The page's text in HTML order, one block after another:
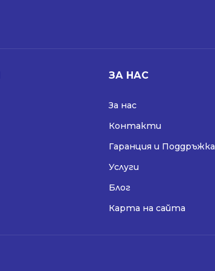
ЗА НАС
За нас
Контакти
Гаранция и Поддръжка
Услуги
Блог
Карта на сайта